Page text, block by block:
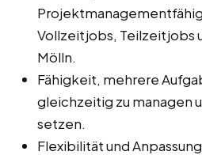
Vollzeitjobs, Teilzeitjobs
Mölln.
Fähigkeit, mehrere
gleichzeitig zu managen
setzen.
Flexibilität und